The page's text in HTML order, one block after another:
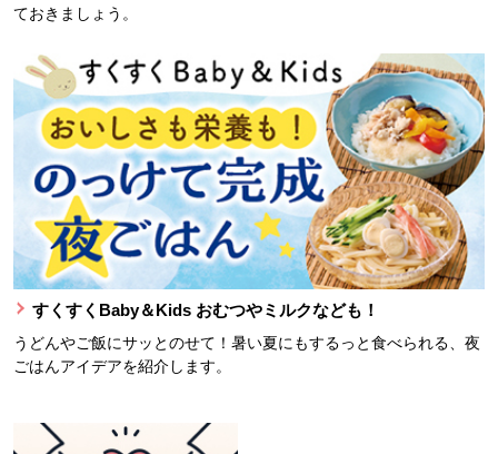
ておきましょう。
すくすくBaby＆Kids おむつやミルクなども！
うどんやご飯にサッとのせて！暑い夏にもするっと食べられる、夜
ごはんアイデアを紹介します。